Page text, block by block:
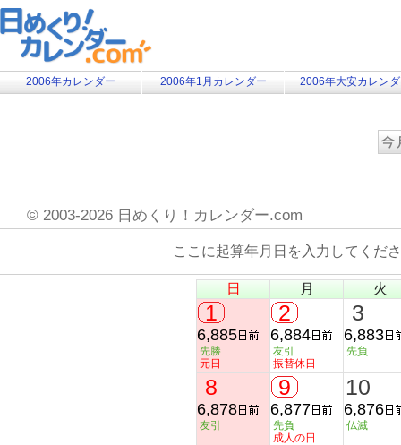
2006年カレンダー 2006年1月カレンダー 2006年大安カレン
© 2003-2026 日めくり！カレンダー.com
ここに起算年月日を入力してく
日 月 火
1
6,885
先勝
元日
2
6,884
友引
振替休日
3
6,883
先負
8
6,878
友引
9
6,877
先負
成人の日
10
6,876
仏滅